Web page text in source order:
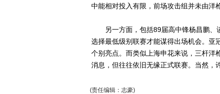
中能相对投入有限，前场攻击组并未由洋
另一方面，包括89届高中锋杨昌鹏、
选择最低级别联赛才能谋得出场机会。亚
个别亮点。而类似上海申花来说，三杆洋
消息，但往往依旧无缘正式联赛。当然，
(责任编辑：志豪)